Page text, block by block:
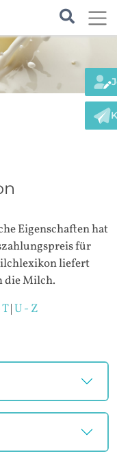
Eigenschaften hat
für
liefert
die Milch.
|U - Z